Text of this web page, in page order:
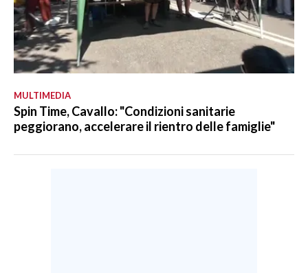
MULTIMEDIA
Spin Time, Cavallo: "Condizioni sanitarie
peggiorano, accelerare il rientro delle famiglie"